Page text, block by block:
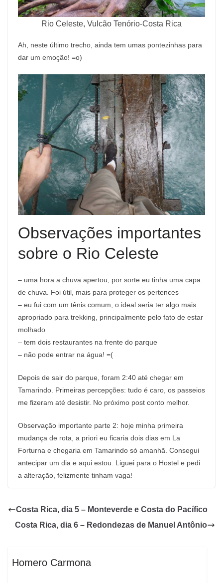
Rio Celeste, Vulcão Tenório-Costa Rica
Ah, neste último trecho, ainda tem umas pontezinhas para
dar um emoção! =o)
Observações importantes
sobre o Rio Celeste
– uma hora a chuva apertou, por sorte eu tinha uma capa
de chuva. Foi útil, mais para proteger os pertences
– eu fui com um tênis comum, o ideal seria ter algo mais
apropriado para trekking, principalmente pelo fato de estar
molhado
– tem dois restaurantes na frente do parque
– não pode entrar na água! =(
Depois de sair do parque, foram 2:40 até chegar em
Tamarindo. Primeiras percepções: tudo é caro, os passeios
me fizeram até desistir. No próximo post conto melhor.
Observação importante parte 2: hoje minha primeira
mudança de rota, a priori eu ficaria dois dias em La
Forturna e chegaria em Tamarindo só amanhã. Consegui
antecipar um dia e aqui estou. Liguei para o Hostel e pedi
a alteração, felizmente tinham vaga!
Costa Rica, dia 5 – Monteverde e Costa do Pacífico
Costa Rica, dia 6 – Redondezas de Manuel Antônio
Homero Carmona